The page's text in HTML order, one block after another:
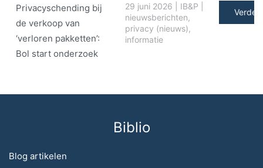
Privacyschending bij
de verkoop van
‘verloren pakketten’:
Bol start onderzoek
29 juni 2026 IB&P
nieuwsberichten,
privacy (nieuws),
informatie
Verder
Biblio
Blog artikelen